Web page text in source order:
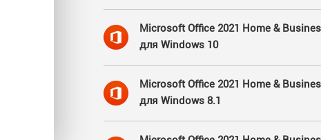
Microsoft Office 2021 Home &
для Windows 10
Microsoft Office 2021 Home &
для Windows 8.1